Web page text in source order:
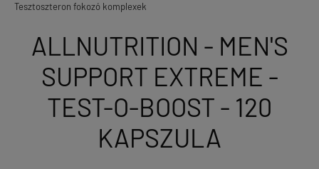
Tesztoszteron fokozó komplexek
ALLNUTRITION - MEN'S
SUPPORT EXTREME -
TEST-O-BOOST - 120
KAPSZULA